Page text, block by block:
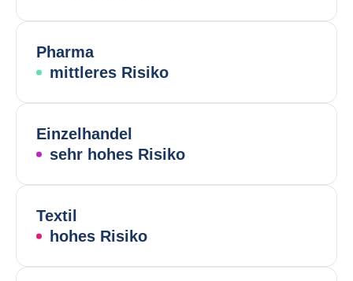
Pharma
mittleres Risiko
Einzelhandel
sehr hohes Risiko
Textil
hohes Risiko